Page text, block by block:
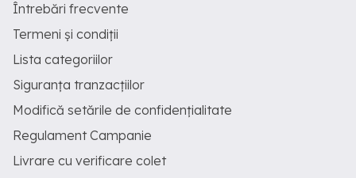
Întrebări frecvente
Termeni și condiții
Lista categoriilor
Siguranța tranzacțiilor
Modifică setările de confidențialitate
Regulament Campanie
Livrare cu verificare colet